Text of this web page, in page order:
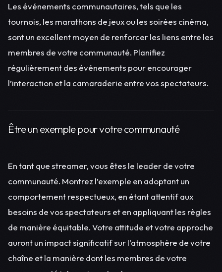
Les événements communautaires, tels que les
tournois, les marathons de jeux ou les soirées cinéma,
sont un excellent moyen de renforcer les liens entre les
membres de votre communauté. Planifiez
régulièrement des événements pour encourager
l’interaction et la camaraderie entre vos spectateurs.
Être un exemple pour votre communauté
En tant que streamer, vous êtes le leader de votre
communauté. Montrez l’exemple en adoptant un
comportement respectueux, en étant attentif aux
besoins de vos spectateurs et en appliquant les règles
de manière équitable. Votre attitude et votre approche
auront un impact significatif sur l’atmosphère de votre
chaîne et la manière dont les membres de votre